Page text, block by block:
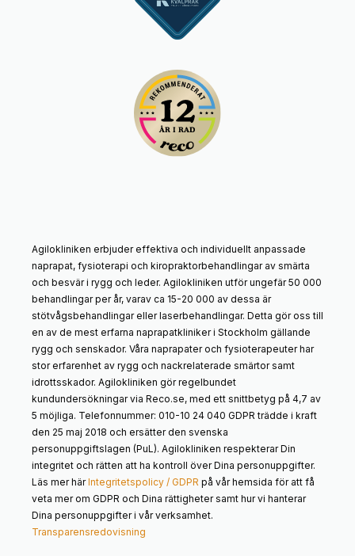
Agilokliniken erbjuder effektiva och individuellt anpassade
naprapat, fysioterapi och kiropraktorbehandlingar av smärta
och besvär i rygg och leder. Agilokliniken utför ungefär 50 000
behandlingar per år, varav ca 15-20 000 av dessa är
stötvågsbehandlingar eller laserbehandlingar. Detta gör oss till
en av de mest erfarna naprapatkliniker i Stockholm gällande
rygg och senskador. Våra naprapater och fysioterapeuter har
stor erfarenhet av rygg och nackrelaterade smärtor samt
idrottsskador. Agilokliniken gör regelbundet
kundundersökningar via Reco.se, med ett snittbetyg på 4,7 av
5 möjliga. Telefonnummer: 010-10 24 040 GDPR trädde i kraft
den 25 maj 2018 och ersätter den svenska
personuppgiftslagen (PuL). Agilokliniken respekterar Din
integritet och rätten att ha kontroll över Dina personuppgifter.
Läs mer härIntegritetspolicy / GDPR på vår hemsida för att få
veta mer om GDPR och Dina rättigheter samt hur vi hanterar
Dina personuppgifter i vår verksamhet.
Transparensredovisning